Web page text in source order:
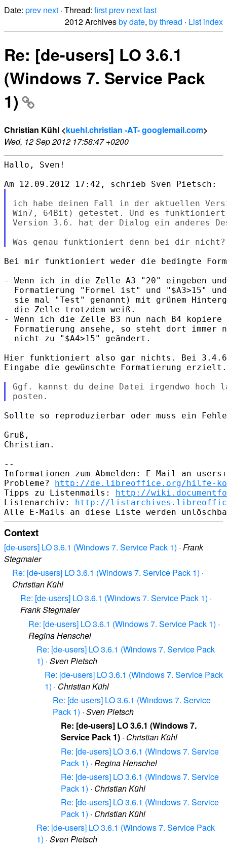
Date: prev next · Thread: firstprev next last
2012 Archivesby date, by thread · List index
Re: [de-users] LO 3.6.1
(Windows 7. Service Pack
1)
Christian Kühl <kuehl.christian -AT- googlemail.com>
Wed, 12 Sep 2012 17:58:47 +0200
Hallo, Sven!
ich habe deinen Fall in der aktuellen
Win7, 64Bit) getestet. Und es
Version 3.6. hat der Dialog ein anderes
Bei mir funktioniert weder die bedingte
- Wenn ich in die Zelle A3 "20" eingeben
Formatierung "Formel ist" und "$A3>15"
sie mal "Test" genannt) mit grünem
  die Zelle trotzdem weiß.
- Wenn ich die Zelle B3 nun nach B4
Formatierung ansehe, so steht dort immer
  nicht zu "$A4>15" geändert.
Hier funktioniert also gar nichts. Bei
Eingabe die gewünschte Formatierung erzielt.
Ggf. kannst du deine Datei irgendwo hoch
Sollte so reproduzierbar oder muss ein
Gruß,
Christian.
--
Informationen zum Abmelden: E-Mail an
Probleme? http://de.libreoffice.org/hilfe-
Tipps zu Listenmails: http://
Listenarchiv: http://
Context
[de-users] LO 3.6.1 (Windows 7. Service Pack 1) · Frank
Stegmaier
Re: [de-users] LO 3.6.1 (Windows 7. Service Pack 1) ·
Christian Kühl
Re: [de-users] LO 3.6.1 (Windows 7. Service Pack 1) ·
Frank Stegmaier
Re: [de-users] LO 3.6.1 (Windows 7. Service Pack 1) ·
Regina Henschel
Re: [de-users] LO 3.6.1 (Windows 7. Service Pack
1) · Sven Pietsch
Re: [de-users] LO 3.6.1 (Windows 7. Service Pack
1) · Christian Kühl
Re: [de-users] LO 3.6.1 (Windows 7. Service
Pack 1) · Sven Pietsch
Re: [de-users] LO 3.6.1 (Windows 7.
Service Pack 1) · Christian Kühl
Re: [de-users] LO 3.6.1 (Windows 7. Service
Pack 1) · Regina Henschel
Re: [de-users] LO 3.6.1 (Windows 7. Service
Pack 1) · Christian Kühl
Re: [de-users] LO 3.6.1 (Windows 7. Service
Pack 1) · Christian Kühl
Re: [de-users] LO 3.6.1 (Windows 7. Service Pack
1) · Sven Pietsch